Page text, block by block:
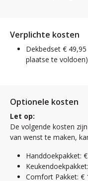
Verplichte kosten
Dekbedset €
plaatse te voldoen)
Optionele kosten
Let op:
De volgende kosten
van wenst te maken,
Handdoekpakket:
Comfort Pakket: €